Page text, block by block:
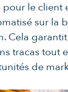
le client
sur la
Cela
tracas tout
de